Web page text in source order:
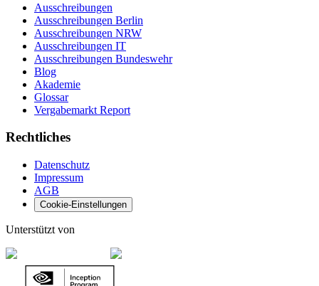
Ausschreibungen
Ausschreibungen Berlin
Ausschreibungen NRW
Ausschreibungen IT
Ausschreibungen Bundeswehr
Blog
Akademie
Glossar
Vergabemarkt Report
Rechtliches
Datenschutz
Impressum
AGB
Cookie-Einstellungen
Unterstützt von